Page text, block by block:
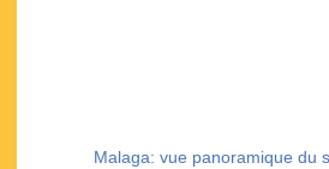
Malaga: vue panoramique du